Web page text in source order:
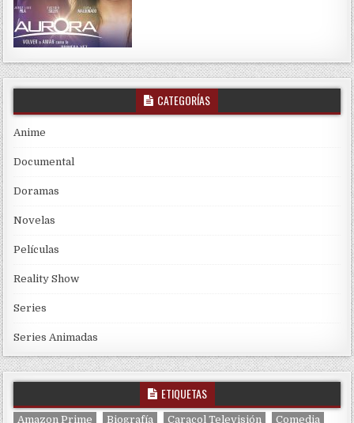
CATEGORÍAS
Anime
Documental
Doramas
Novelas
Películas
Reality Show
Series
Series Animadas
ETIQUETAS
Amazon Prime Biografía Caracol Televisión Comedia